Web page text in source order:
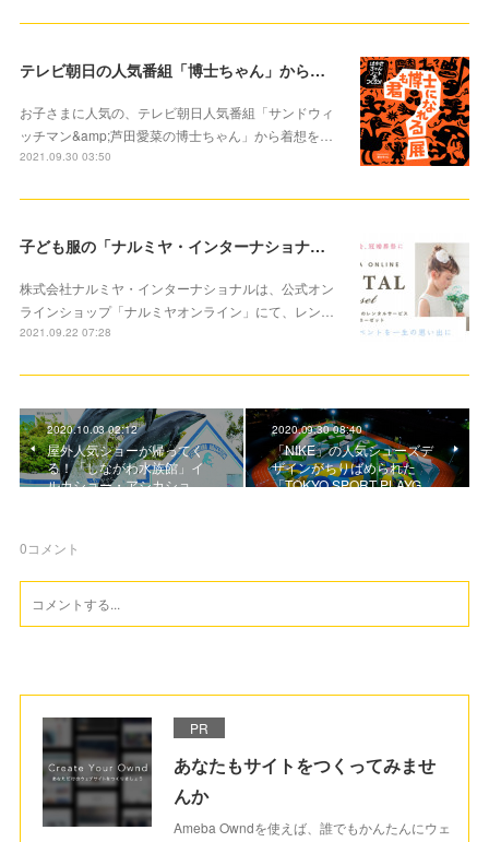
テレビ朝日の人気番組「博士ちゃん」から着想を得た参加型イベント10月2日より開催
お子さまに人気の、テレビ朝日人気番組「サンドウィ
ッチマン&amp;芦田愛菜の博士ちゃん」から着想を…
2021.09.30 03:50
子ども服の「ナルミヤ・インターナショナル」大切な記念に洋服レンタルサービススタート
株式会社ナルミヤ・インターナショナルは、公式オン
ラインショップ「ナルミヤオンライン」にて、レン…
2021.09.22 07:28
2020.10.03 02:12
屋外人気ショーが帰ってく
る！「しながわ水族館」イ
ルカショー・アシカショ…
2020.09.30 08:40
「NIKE」の人気シューズデ
ザインがちりばめられた
「TOKYO SPORT PLAYG…
0コメント
PR
あなたもサイトをつくってみませ
んか
Ameba Owndを使えば、誰でもかんたんにウェ